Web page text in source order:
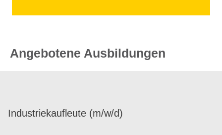
Angebotene Ausbildungen
Indus­trie­kauf­leute (m/​w/​d)